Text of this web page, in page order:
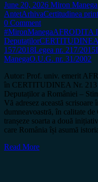
June 20, 2026 Miron Manega
AntetArhivaCertitudinea print
0 Comment
#MironManegaAFRODITA
Deputaților
157/2018Legea nr. 217/2015
ManegaO.U.G. nr. 31/2002
Autor: Prof. univ. emerit
în CERTITUDINEA Nr. 213
Deputaților a României –
Vă adresez această
dumneavoastră, în calitate
tranșeze soarta a două
care România își asumă
Read More